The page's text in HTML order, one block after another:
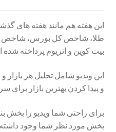
پرداخت
تراکنش ناموفق
سوابق خرید
این هفته هم مانند هفته های
طلا، شاخص کل بورس، شاخص
بیت کوین و اتریوم پرداخته
این ویدیو شامل تحلیل هر بازار
و پیدا کردن بهترین بازار برای
برای راحتی شما ویدیو را بخش
بخش مورد نظر شما وجود داشته